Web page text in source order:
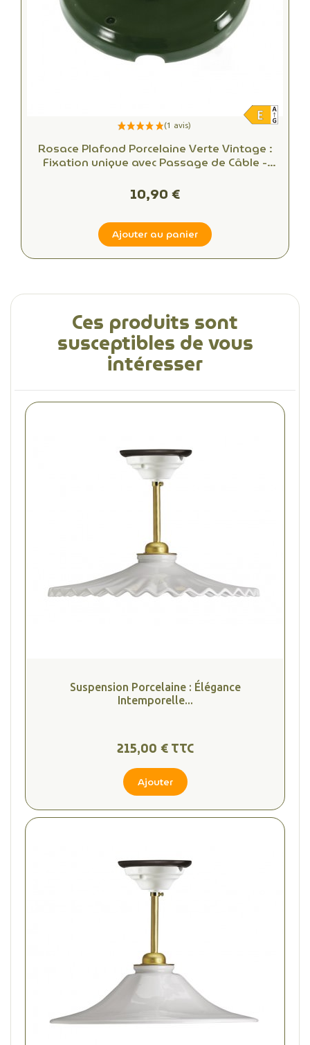
Rosace Plafond Porcelaine Verte Vintage :
Fixation unique avec Passage de Câble -
10,90 €
Ajouter au panier
Ces produits sont
susceptibles de vous
intéresser
Suspension Porcelaine : Élégance
Intemporelle...
215,00 € TTC
Ajouter